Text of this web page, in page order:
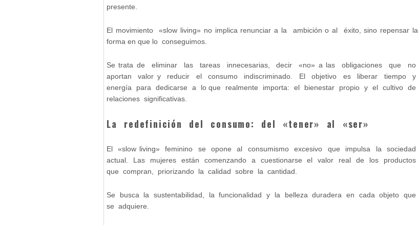
presente.
El movimiento «slow living» no implica renunciar a la ambición o al éxito, sino repensar la
forma en que lo conseguimos.
Se trata de eliminar las tareas innecesarias, decir «no» a las obligaciones que no
aportan valor y reducir el consumo indiscriminado. El objetivo es liberar tiempo y
energía para dedicarse a lo que realmente importa: el bienestar propio y el cultivo de
relaciones significativas.
La redefinición del consumo: del «tener» al «ser»
El «slow living» feminino se opone al consumismo excesivo que impulsa la sociedad
actual. Las mujeres están comenzando a cuestionarse el valor real de los productos
que compran, priorizando la calidad sobre la cantidad.
Se busca la sustentabilidad, la funcionalidad y la belleza duradera en cada objeto que
se adquiere.